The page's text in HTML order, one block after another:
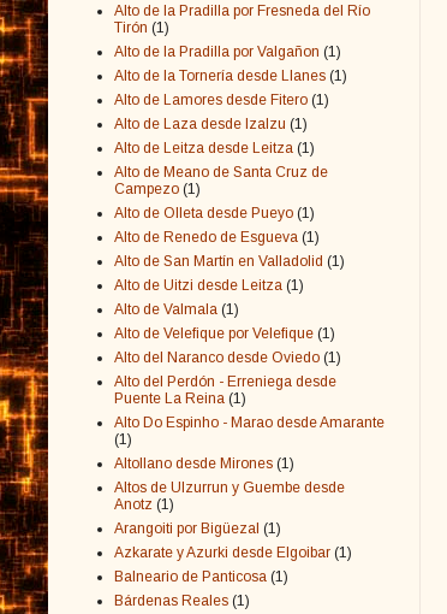
Alto de la Pradilla por Fresneda del Río
Tirón (1)
Alto de la Pradilla por Valgañon (1)
Alto de la Tornería desde Llanes (1)
Alto de Lamores desde Fitero (1)
Alto de Laza desde Izalzu (1)
Alto de Leitza desde Leitza (1)
Alto de Meano de Santa Cruz de
Campezo (1)
Alto de Olleta desde Pueyo (1)
Alto de Renedo de Esgueva (1)
Alto de San Martín en Valladolid (1)
Alto de Uitzi desde Leitza (1)
Alto de Valmala (1)
Alto de Velefique por Velefique (1)
Alto del Naranco desde Oviedo (1)
Alto del Perdón - Erreniega desde
Puente La Reina (1)
Alto Do Espinho - Marao desde Amarante
(1)
Altollano desde Mirones (1)
Altos de Ulzurrun y Guembe desde
Anotz (1)
Arangoiti por Bigüezal (1)
Azkarate y Azurki desde Elgoibar (1)
Balneario de Panticosa (1)
Bárdenas Reales (1)